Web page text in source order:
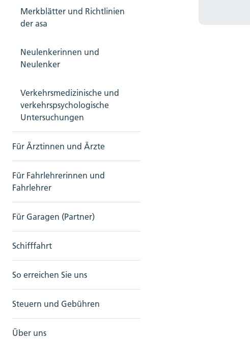
Merkblätter und Richtlinien
der asa
Neulenkerinnen und
Neulenker
Verkehrsmedizinische und
verkehrspsychologische
Untersuchungen
Für Ärztinnen und Ärzte
Für Fahrlehrerinnen und
Fahrlehrer
Für Garagen (Partner)
Schifffahrt
So erreichen Sie uns
Steuern und Gebühren
Über uns